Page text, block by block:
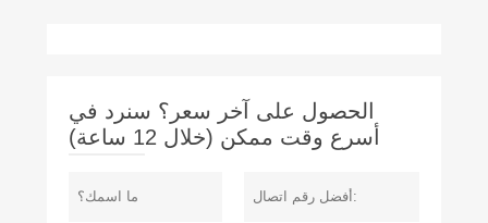
الحصول على آخر سعر؟ سنرد في
أسرع وقت ممكن (خلال 12 ساعة)